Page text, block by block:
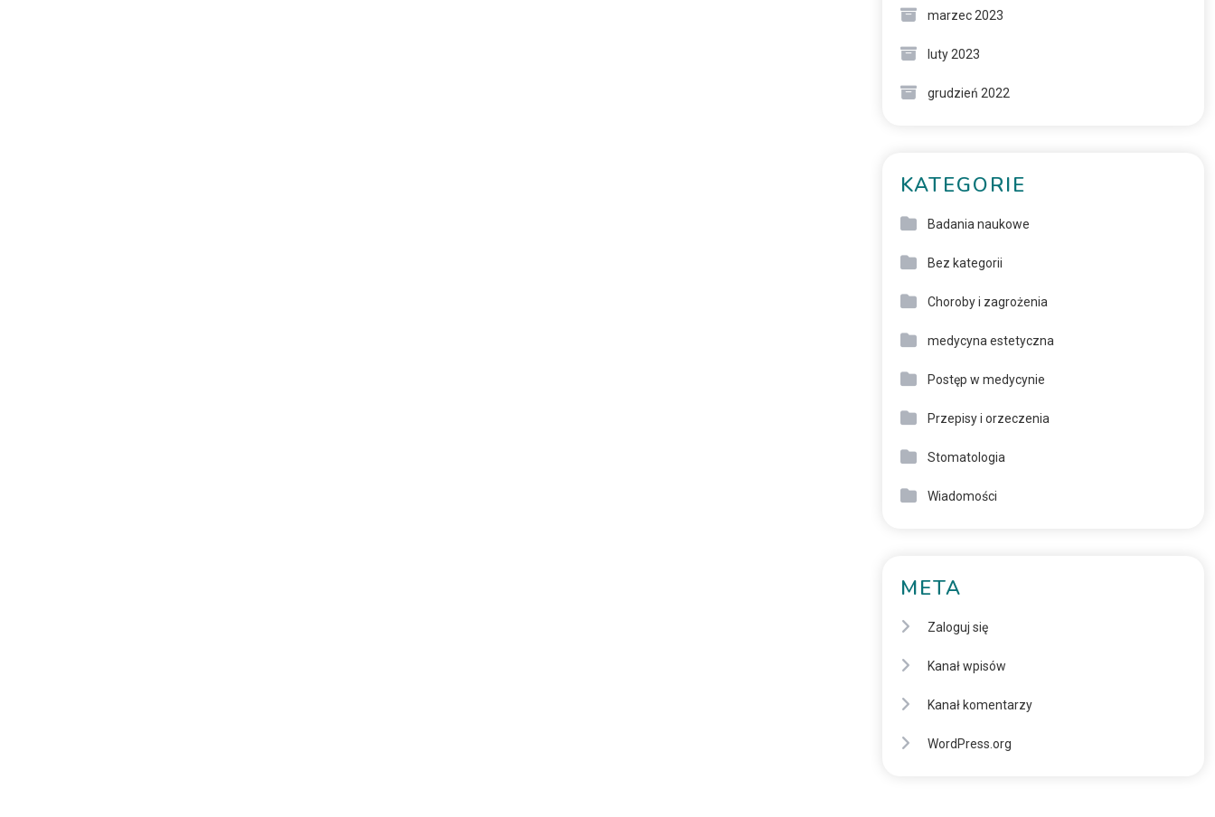
marzec 2023
luty 2023
grudzień 2022
KATEGORIE
Badania naukowe
Bez kategorii
Choroby i zagrożenia
medycyna estetyczna
Postęp w medycynie
Przepisy i orzeczenia
Stomatologia
Wiadomości
META
Zaloguj się
Kanał wpisów
Kanał komentarzy
WordPress.org